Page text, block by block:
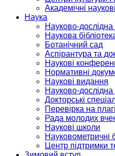
Академічні
Наука
Науково-дослідна
Наукова
Ботанічний сад
Аспірантура та
Наукові
Нормативні
Наукові видання
Науково-дослідна
Докторські
Перевірка на
Рада молодих
Наукові школи
Науковометричні
Центр підтримки